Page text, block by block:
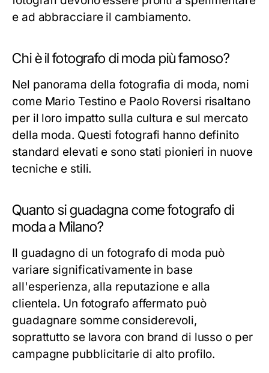
e ad abbracciare il cambiamento.
Chi è il fotografo di moda più famoso?
Nel panorama della fotografia di moda, nomi
come Mario Testino e Paolo Roversi risaltano
per il loro impatto sulla cultura e sul mercato
della moda. Questi fotografi hanno definito
standard elevati e sono stati pionieri in nuove
tecniche e stili.
Quanto si guadagna come fotografo di
moda a Milano?
Il guadagno di un fotografo di moda può
variare significativamente in base
all'esperienza, alla reputazione e alla
clientela. Un fotografo affermato può
guadagnare somme considerevoli,
soprattutto se lavora con brand di lusso o per
campagne pubblicitarie di alto profilo.